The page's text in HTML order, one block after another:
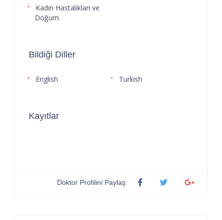
Kadın Hastalıkları ve
Doğum
Bildiği Diller
English Turkish
Kayıtlar
Doktor Profilini Paylaş: